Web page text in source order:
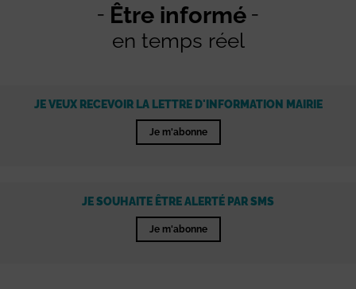
Être informé
en temps réel
JE VEUX RECEVOIR LA LETTRE D'INFORMATION MAIRIE
Je m'abonne
JE SOUHAITE ÊTRE ALERTÉ PAR SMS
Je m'abonne